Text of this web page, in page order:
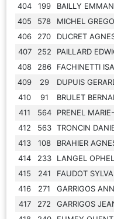
404
199 BAILLY
405
578 MICHEL
406
270 DUCRET
407
252 PAILLARD
408
286 FACHINETTI
409
29 DUPUIS
410
91 BRULET
411
564 PRENEL
412
563 TRONCIN
413
108 BRAHIER
414
233 LANGEL
415
241 FAUDOT
416
271 GARRIGOS
417
272 GARRIGOS